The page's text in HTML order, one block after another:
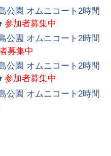
園 オムニコート2時間
参加者募集中
園 オムニコート2時間
募集中
園 オムニコート2時間
参加者募集中
園 オムニコート2時間